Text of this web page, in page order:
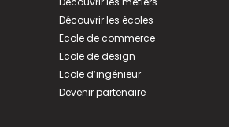
Découvrir les écoles
Ecole de commerce
Ecole de design
Ecole d’ingénieur
Devenir partenaire